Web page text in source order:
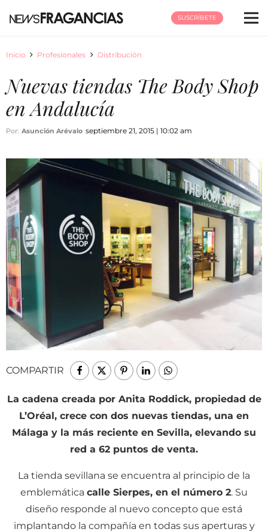
SUSCRÍBETE
Inicio Profesionales Distribución
Nuevas tiendas The Body Shop
en Andalucía
Por: Asunción Arévalo septiembre 21, 2015 | 10:02 am
COMPARTIR
La cadena creada por Anita Roddick, propiedad de
L’Oréal, crece con dos nuevas tiendas, una en
Málaga y la más reciente en Sevilla, elevando su
red a 62 puntos de venta.
La tienda sevillana se encuentra al principio de la
emblemática calle Sierpes, en el número 2. Su
diseño responde al nuevo concepto que está
implantando la compañía en todas sus aperturas y